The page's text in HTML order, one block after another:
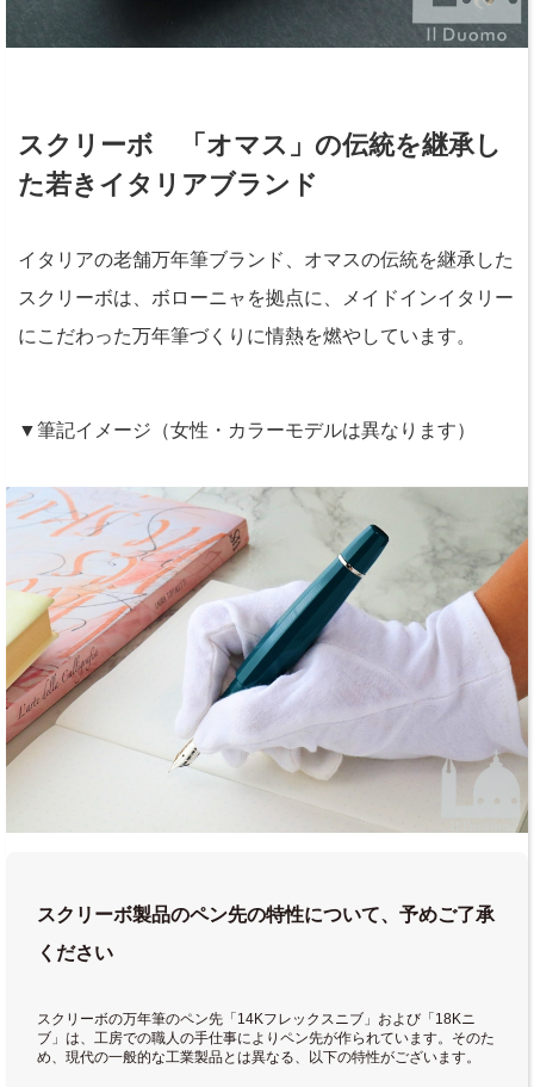
スクリーボ 「オマス」の伝統を継承し
た若きイタリアブランド
イタリアの老舗万年筆ブランド、オマスの伝統を継承した
スクリーボは、ボローニャを拠点に、メイドインイタリー
にこだわった万年筆づくりに情熱を燃やしています。
▼筆記イメージ（女性・カラーモデルは異なります）
スクリーボ製品のペン先の特性について、予めご了承
ください
スクリーボの万年筆のペン先「14Kフレックスニブ」および「18Kニ
ブ」は、工房での職人の手仕事によりペン先が作られています。そのた
め、現代の一般的な工業製品とは異なる、以下の特性がございます。